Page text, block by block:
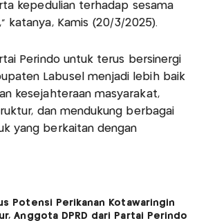
kepedulian terhadap sesama
katanya, Kamis (20/3/2025).
Perindo untuk terus bersinergi
Labusel menjadi lebih baik
kesejahteraan masyarakat,
dan mendukung berbagai
yang berkaitan dengan
Potensi Perikanan Kotawaringin
Anggota DPRD dari Partai Perindo